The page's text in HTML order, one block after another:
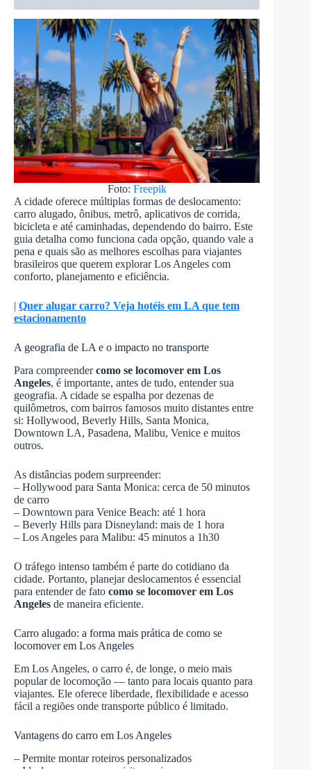
Foto: Freepik
A cidade oferece múltiplas formas de deslocamento:
carro alugado, ônibus, metrô, aplicativos de corrida,
bicicleta e até caminhadas, dependendo do bairro. Este
guia detalha como funciona cada opção, quando vale a
pena e quais são as melhores escolhas para viajantes
brasileiros que querem explorar Los Angeles com
conforto, planejamento e eficiência.
| Quer alugar carro? Veja hotéis em LA que tem
estacionamento
A geografia de LA e o impacto no transporte
Para compreendercomo se locomover em Los
Angeles, é importante, antes de tudo, entender sua
geografia. A cidade se espalha por dezenas de
quilômetros, com bairros famosos muito distantes entre
si: Hollywood, Beverly Hills, Santa Monica,
Downtown LA, Pasadena, Malibu, Venice e muitos
outros.
As distâncias podem surpreender:
– Hollywood para Santa Monica: cerca de 50 minutos
de carro
– Downtown para Venice Beach: até 1 hora
– Beverly Hills para Disneyland: mais de 1 hora
– Los Angeles para Malibu: 45 minutos a 1h30
O tráfego intenso também é parte do cotidiano da
cidade. Portanto, planejar deslocamentos é essencial
para entender de fato como se locomover em Los
Angeles de maneira eficiente.
Carro alugado: a forma mais prática de como se
locomover em Los Angeles
Em Los Angeles, o carro é, de longe, o meio mais
popular de locomoção — tanto para locais quanto para
viajantes. Ele oferece liberdade, flexibilidade e acesso
fácil a regiões onde transporte público é limitado.
Vantagens do carro em Los Angeles
– Permite montar roteiros personalizados